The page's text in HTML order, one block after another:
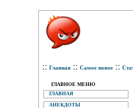
:: Главная :: Самое новое ::
ГЛАВНОЕ МЕНЮ
ГЛАВНАЯ
АНЕКДОТЫ